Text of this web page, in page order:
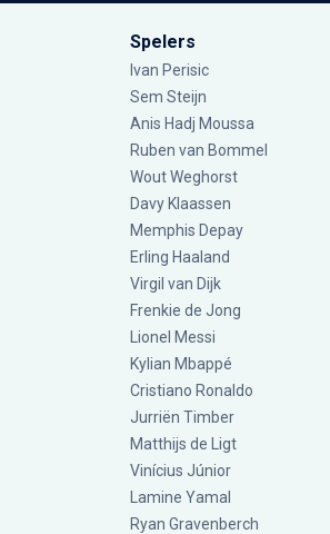
Spelers
Ivan Perisic
Sem Steijn
Anis Hadj Moussa
Ruben van Bommel
Wout Weghorst
Davy Klaassen
Memphis Depay
Erling Haaland
Virgil van Dijk
Frenkie de Jong
Lionel Messi
Kylian Mbappé
Cristiano Ronaldo
Jurriën Timber
Matthijs de Ligt
Vinícius Júnior
Lamine Yamal
Ryan Gravenberch